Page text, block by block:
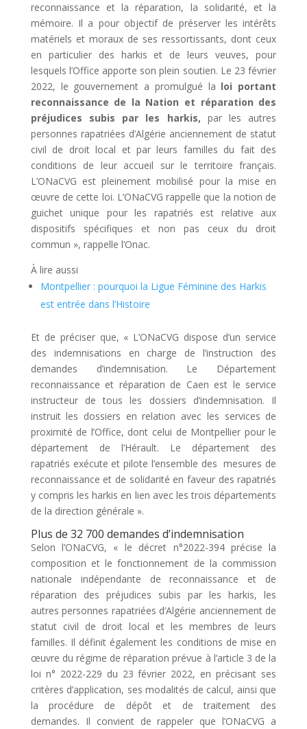
reconnaissance et la réparation, la solidarité, et la
mémoire. Il a pour objectif de préserver les intérêts
matériels et moraux de ses ressortissants, dont ceux
en particulier des harkis et de leurs veuves, pour
lesquels l’Office apporte son plein soutien. Le 23 février
2022, le gouvernement a promulgué la loi portant
reconnaissance de la Nation et réparation des
préjudices subis par les harkis, par les autres
personnes rapatriées d’Algérie anciennement de statut
civil de droit local et par leurs familles du fait des
conditions de leur accueil sur le territoire français.
L’ONaCVG est pleinement mobilisé pour la mise en
œuvre de cette loi. L’ONaCVG rappelle que la notion de
guichet unique pour les rapatriés est relative aux
dispositifs spécifiques et non pas ceux du droit
commun », rappelle l’Onac.
À lire aussi
Montpellier : pourquoi la Ligue Féminine des Harkis
est entrée dans l’Histoire
Et de préciser que, « L’ONaCVG dispose d’un service
des indemnisations en charge de l’instruction des
demandes d’indemnisation. Le Département
reconnaissance et réparation de Caen est le service
instructeur de tous les dossiers d’indemnisation. Il
instruit les dossiers en relation avec les services de
proximité de l’Office, dont celui de Montpellier pour le
département de l’Hérault. Le département des
rapatriés exécute et pilote l’ensemble des mesures de
reconnaissance et de solidarité en faveur des rapatriés
y compris les harkis en lien avec les trois départements
de la direction générale ».
Plus de 32 700 demandes d’indemnisation
Selon l’ONaCVG, « le décret n°2022-394 précise la
composition et le fonctionnement de la commission
nationale indépendante de reconnaissance et de
réparation des préjudices subis par les harkis, les
autres personnes rapatriées d’Algérie anciennement de
statut civil de droit local et les membres de leurs
familles. Il définit également les conditions de mise en
œuvre du régime de réparation prévue à l’article 3 de la
loi n° 2022-229 du 23 février 2022, en précisant ses
critères d’application, ses modalités de calcul, ainsi que
la procédure de dépôt et de traitement des
demandes. Il convient de rappeler que l’ONaCVG a